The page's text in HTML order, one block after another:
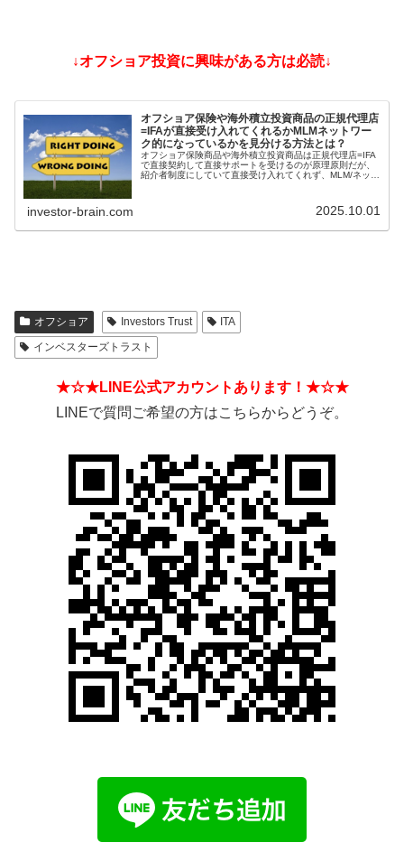
↓オフショア投資に興味がある方は必読↓
オフショア保険や海外積立投資商品の正規代理店
=IFAが直接受け入れてくれるかMLMネットワー
ク的になっているかを見分ける方法とは？
オフショア保険商品や海外積立投資商品は正規代理店=IFA
で直接契約して直接サポートを受けるのが原理原則だが、
紹介者制度にしていて直接受け入れてくれず、MLM/ネット
investor-brain.com 2025.10.01
オフショア Investors Trust
ITA
インベスターズトラスト
★☆★LINE公式アカウントあります！★☆★
LINEで質問ご希望の方はこちらからどうぞ。